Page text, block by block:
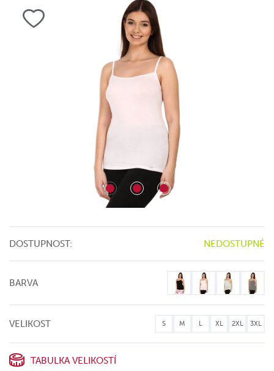
DOSTUPNOST: NEDOSTUPNÉ
BARVA
VELIKOST S M L XL 2XL 3XL
TABULKA VELIKOSTÍ